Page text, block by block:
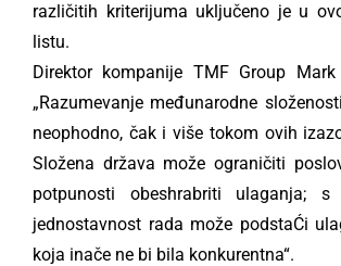
različitih kriterijuma uključeno je u
listu.
Direktor kompanije TMF Group
„Razumevanje međunarodne
neophodno, čak i više tokom ovih
Složena država može ograničiti
potpunosti obeshrabriti ulaganja; s
jednostavnost rada može podstaĆi
koja inače ne bi bila konkurentna“.